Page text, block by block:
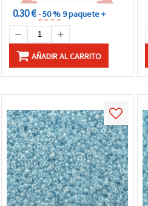
0.30 €- 50 %9 paquete +
AÑADIR AL CARRITO